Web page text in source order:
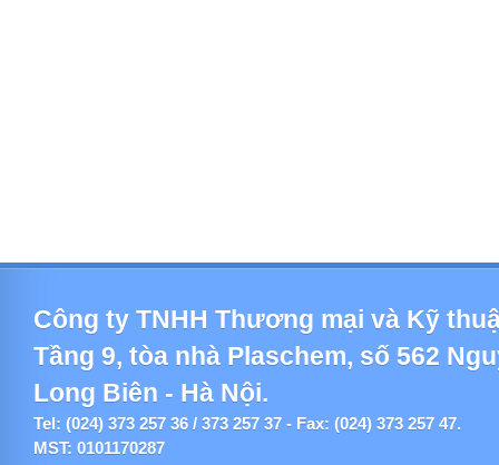
Công ty TNHH Thương mại và Kỹ
Tầng 9, tòa nhà Plaschem, số 562
Long Biên - Hà Nội.
Tel: (024) 373 257 36 / 373 257 37 - Fax: (024) 373 257 47.
MST: 0101170287